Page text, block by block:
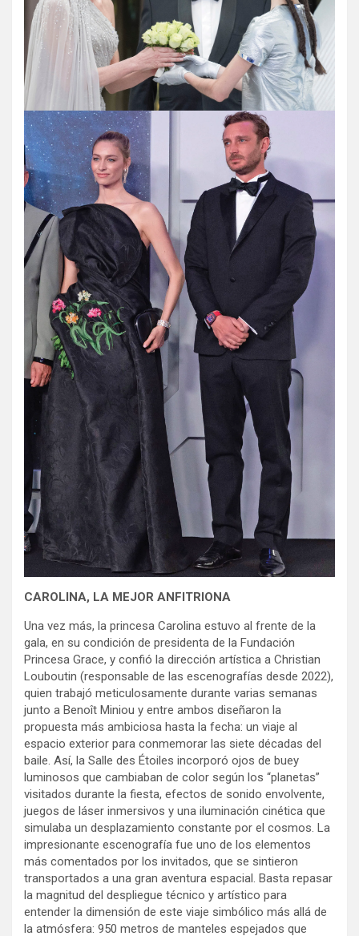
CAROLINA, LA MEJOR ANFITRIONA
Una vez más, la princesa Carolina estuvo al frente de la
gala, en su condición de presidenta de la Fundación
Princesa Grace, y confió la dirección artística a Christian
Louboutin (responsable de las escenografías desde 2022),
quien trabajó meticulosamente durante varias semanas
junto a Benoît Miniou y entre ambos diseñaron la
propuesta más ambiciosa hasta la fecha: un viaje al
espacio exterior para conmemorar las siete décadas del
baile. Así, la Salle des Étoiles incorporó ojos de buey
luminosos que cambiaban de color según los “planetas”
visitados durante la fiesta, efectos de sonido envolvente,
juegos de láser inmersivos y una iluminación cinética que
simulaba un desplazamiento constante por el cosmos. La
impresionante escenografía fue uno de los elementos
más comentados por los invitados, que se sintieron
transportados a una gran aventura espacial. Basta repasar
la magnitud del despliegue técnico y artístico para
entender la dimensión de este viaje simbólico más allá de
la atmósfera: 950 metros de manteles espejados que